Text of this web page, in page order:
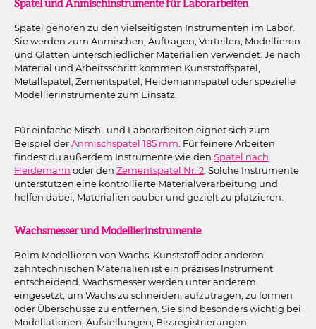
Spatel und Anmischinstrumente für Laborarbeiten
Spatel gehören zu den vielseitigsten Instrumenten im Labor.
Sie werden zum Anmischen, Auftragen, Verteilen, Modellieren
und Glätten unterschiedlicher Materialien verwendet. Je nach
Material und Arbeitsschritt kommen Kunststoffspatel,
Metallspatel, Zementspatel, Heidemannspatel oder spezielle
Modellierinstrumente zum Einsatz.
Für einfache Misch- und Laborarbeiten eignet sich zum
Beispiel derAnmischspatel 185 mm . Für feinere Arbeiten
findest du außerdem Instrumente wie den Spatel nach
Heidemann oder den Zementspatel Nr. 2 . Solche Instrumente
unterstützen eine kontrollierte Materialverarbeitung und
helfen dabei, Materialien sauber und gezielt zu platzieren.
Wachsmesser und Modellierinstrumente
Beim Modellieren von Wachs, Kunststoff oder anderen
zahntechnischen Materialien ist ein präzises Instrument
entscheidend. Wachsmesser werden unter anderem
eingesetzt, um Wachs zu schneiden, aufzutragen, zu formen
oder Überschüsse zu entfernen. Sie sind besonders wichtig bei
Modellationen, Aufstellungen, Bissregistrierungen,